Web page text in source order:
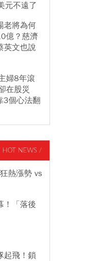
元不遠了
老將為何
億？慈濟
英文也說
婦8年滾
在股災
3個心法翻
HOT NEWS /
熱漲勢 vs
！「落後
起飛！鎖